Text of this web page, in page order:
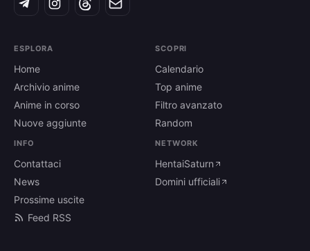
ESPLORA
Home
Archivio anime
Anime in corso
Nuove aggiunte
SCOPRI
Calendario
Top anime
Filtro avanzato
Random
INFO
Contattaci
News
Prossime uscite
Feed RSS
NETWORK
HentaiSaturn
Domini ufficiali